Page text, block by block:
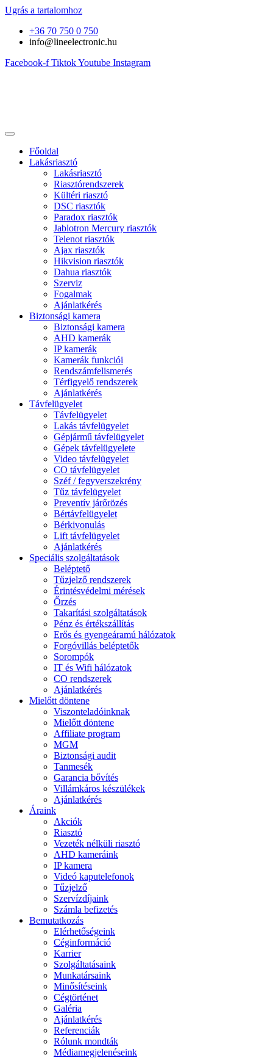
Ugrás a tartalomhoz
+36 70 750 0 750
info@lineelectronic.hu
Facebook-f TiktokYoutube Instagram
Főoldal
Lakásriasztó
Lakásriasztó
Riasztórendszerek
Kültéri riasztó
DSC riasztók
Paradox riasztók
Jablotron Mercury riasztók
Telenot riasztók
Ajax riasztók
Hikvision riasztók
Dahua riasztók
Szerviz
Fogalmak
Ajánlatkérés
Biztonsági kamera
Biztonsági kamera
AHD kamerák
IP kamerák
Kamerák funkciói
Rendszámfelismerés
Térfigyelő rendszerek
Ajánlatkérés
Távfelügyelet
Távfelügyelet
Lakás távfelügyelet
Gépjármű távfelügyelet
Gépek távfelügyelete
Video távfelügyelet
CO távfelügyelet
Széf / fegyverszekrény
Tűz távfelügyelet
Preventív járőrözés
Bértávfelügyelet
Bérkivonulás
Lift távfelügyelet
Ajánlatkérés
Speciális szolgáltatások
Beléptető
Tűzjelző rendszerek
Érintésvédelmi mérések
Őrzés
Takarítási szolgáltatások
Pénz és értékszállítás
Erős és gyengeáramú hálózatok
Forgóvillás beléptetők
Sorompók
IT és Wifi hálózatok
CO rendszerek
Ajánlatkérés
Mielőtt döntene
Viszonteladóinknak
Mielőtt döntene
Affiliate program
MGM
Biztonsági audit
Tanmesék
Garancia bővítés
Villámkáros készülékek
Ajánlatkérés
Áraink
Akciók
Riasztó
Vezeték nélküli riasztó
AHD kameráink
IP kamera
Videó kaputelefonok
Tűzjelző
Szervízdíjaink
Számla befizetés
Bemutatkozás
Elérhetőségeink
Céginformáció
Karrier
Szolgáltatásaink
Munkatársaink
Minősítéseink
Cégtörténet
Galéria
Ajánlatkérés
Referenciák
Rólunk mondták
Médiamegjelenéseink